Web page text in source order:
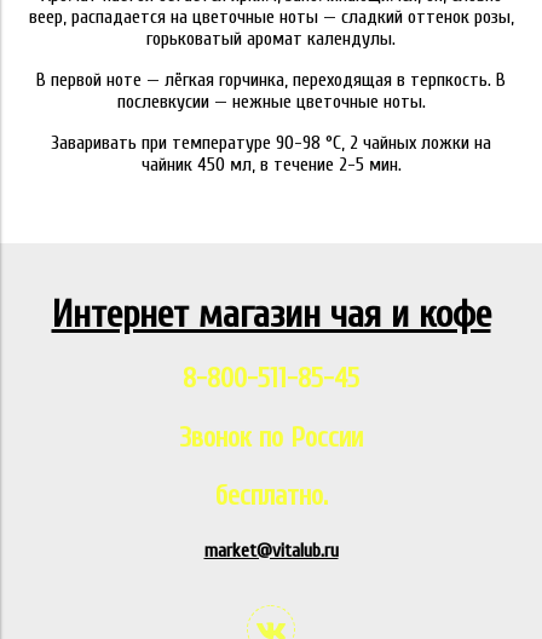
веер, распадается на цветочные ноты — сладкий оттенок розы,
горьковатый аромат календулы.
В первой ноте — лёгкая горчинка, переходящая в терпкость. В
послевкусии — нежные цветочные ноты.
Заваривать при температуре 90-98 °C, 2 чайных ложки на
чайник 450 мл, в течение 2-5 мин.
Интернет магазин чая и кофе
8-800-511-85-45
Звонок по России
бесплатно.
market@vitalub.ru